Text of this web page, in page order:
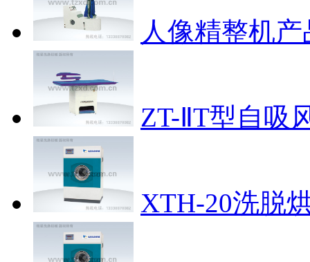
人像精整机产
ZT-ⅡT型自吸
XTH-20洗脱